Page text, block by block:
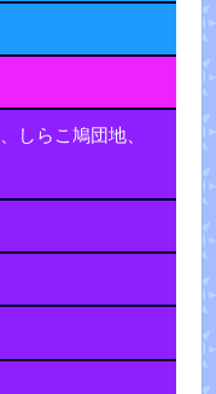
しらこ鳩団地、